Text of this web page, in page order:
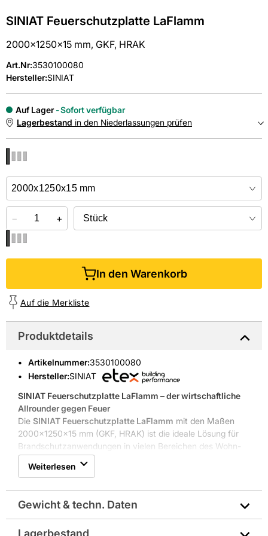
SINIAT Feuerschutzplatte LaFlamm
2000x1250x15 mm, GKF, HRAK
Art.Nr:3530100080
Hersteller:SINIAT
Auf Lager
Sofort verfügbar
Lagerbestand in den Niederlassungen prüfen
Online kaufen &kostenlos
− +
In den Warenkorb
Auf die Merkliste
Produktdetails
Artikelnummer:3530100080
Hersteller:SINIAT
SINIAT Feuerschutzplatte LaFlamm – der wirtschaftliche
Allrounder gegen Feuer
Die SINIAT Feuerschutzplatte LaFlamm mit den Maßen
2000x1250x15 mm (GKF, HRAK) ist die ideale Lösung für
Brandschutzanwendungen in vielen Bereichen des Wohn-
und Nicht-Wohnbaus. Mit ihrem faserarmierten Gipskern
bietet sie geprüfte Sicherheit bis zur
Diese vielseitige Feuerschutzplatte ist nicht nur in
Trennwänden, Deckenbekleidungen und Schachtwänden
einsetzbar, sondern auch im Holzbau sowie in
Weiterlesen
Gewicht & techn. Daten
Lagerbestand